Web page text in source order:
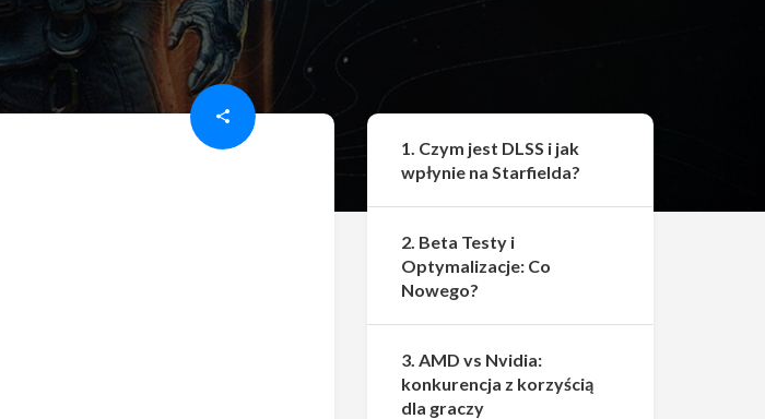
1. Czym jest DLSS i jak
wpłynie na Starfielda?
2. Beta Testy i
Optymalizacje: Co
Nowego?
3. AMD vs Nvidia:
konkurencja z korzyścią
dla graczy